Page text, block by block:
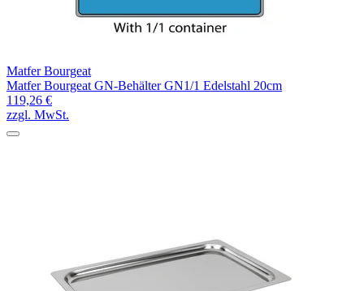
Matfer Bourgeat
Matfer Bourgeat GN-Behälter GN1/1 Edelstahl 20cm
119,26 €
zzgl. MwSt.